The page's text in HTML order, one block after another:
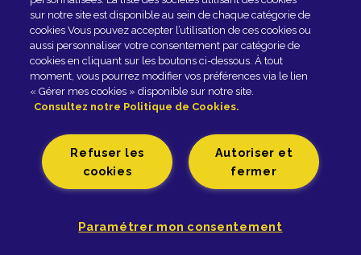
Rejoindre le club
EN SAVOIR PLUS
14140 LIVAROT - Tél. 02 31 48 20 00 |
Mentions légales
Politique de Gestion des cookies
Politique de Protection des Données Personnelles
Paramètres des cookies
sur notre site est disponible au sein de chaque catégorie de
cookies Vous pouvez accepter l’utilisation de ces cookies ou
aussi personnaliser votre consentement par catégorie de
cookies en cliquant sur les boutons ci-dessous. À tout
moment, vous pourrez modifier vos préférences via le lien
« Gérer mes cookies » disponible sur notre site.
Consultez notre Politique de Cookies.
Autoriser et
fermer
Refuser les
cookies
Paramétrer mon consentement